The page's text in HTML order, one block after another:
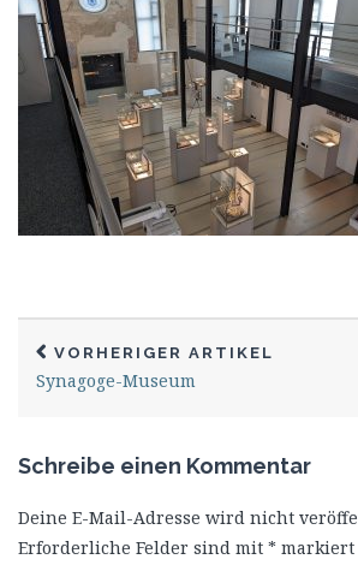
VORHERIGER ARTIKEL
Synagoge-Museum
Schreibe einen Kommentar
Deine E-Mail-Adresse wird nicht
Erforderliche Felder sind mit * markiert